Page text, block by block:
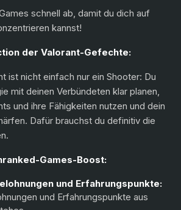
schnell ab, damit du dich auf
kannst!
der Valorant-Gefechte:
ist nicht einfach nur ein Shooter: Du
mit deinen Verbündeten klar planen,
und ihre Fähigkeiten nutzen und dein
Dafür brauchst du definitiv die
Games-Boost:
und Erfahrungspunkte:
und Erfahrungspunkte aus